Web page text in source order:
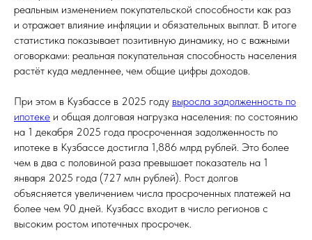
реальным изменением покупательской способности как раз
и отражает влияние инфляции и обязательных выплат. В итоге
статистика показывает позитивную динамику, но с важными
оговорками: реальная покупательная способность населения
растёт куда медленнее, чем общие цифры доходов.
При этом в Кузбассе в 2025 году выросла задолженность по
ипотеке и общая долговая нагрузка населения: по состоянию
на 1 декабря 2025 года просроченная задолженность по
ипотеке в Кузбассе достигла 1,886 млрд рублей. Это более
чем в два с половиной раза превышает показатель на 1
января 2025 года (727 млн рублей). Рост долгов
объясняется увеличением числа просроченных платежей на
более чем 90 дней. Кузбасс входит в число регионов с
высоким ростом ипотечных просрочек.